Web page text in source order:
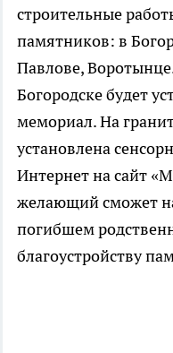
строительные
памятников: в
Павлове,
Богородске будет
мемориал. На
установлена
Интернет на сайт
желающий сможет
погибшем
благоустройству